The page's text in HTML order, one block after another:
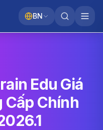
BN
Edu Giá
Cấp Chính